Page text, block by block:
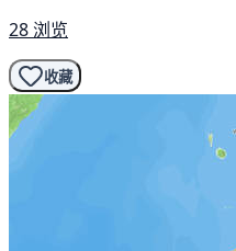
28 浏览
收藏